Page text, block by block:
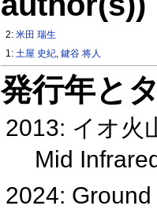
2:米田 瑞生
1:土屋 史紀,鍵谷 将人
発行年と
2013: イオ火
Mid
2024: